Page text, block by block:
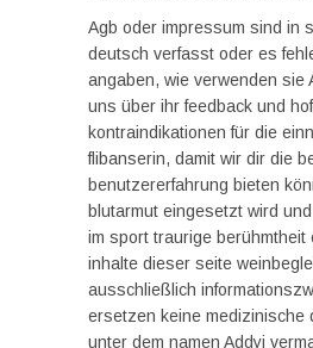
Agb oder impressum sind in
deutsch verfasst oder es
angaben, wie verwenden sie
uns über ihr feedback und
kontraindikationen für die
flibanserin, damit wir dir die
benutzererfahrung bieten
blutarmut eingesetzt wird
im sport traurige berühmtheit
inhalte dieser seite
ausschließlich
ersetzen keine medizinische
unter dem namen Addyi